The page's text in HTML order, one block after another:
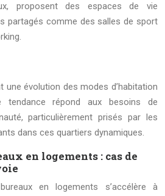
proposent des espaces de vie
partagés comme des salles de sport
une évolution des modes d’habitation
tendance répond aux besoins de
particulièrement prisés par les
dans ces quartiers dynamiques.
en logements : cas de
en logements s’accélère à